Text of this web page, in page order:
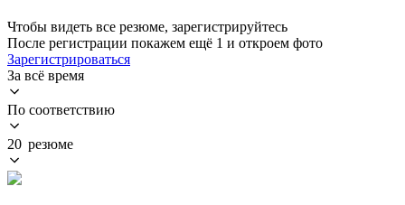
Чтобы видеть все резюме, зарегистрируйтесь
После регистрации покажем ещё 1 и откроем фото
Зарегистрироваться
За всё время
По соответствию
20 резюме